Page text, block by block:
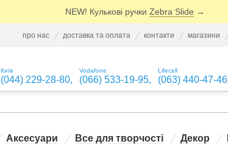
NEW! Кулькові ручки Zebra Slide →
про нас доставка та оплата контакти магазини
Київ
(044) 229-28-80,
Vodafone
(066) 533-19-95,
Lifecell
(063) 440-47-46
Аксесуари Все для творчості Декор